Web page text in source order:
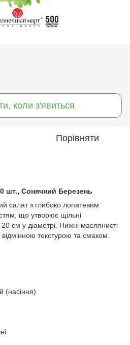
коли з'явиться
Порівняти
шт., Сонячний Березень
салат з глибоко лопатевим
що утворює щільні
см у діаметрі. Нижні маслянисті
відмінною текстурою та смаком.
(насіння)